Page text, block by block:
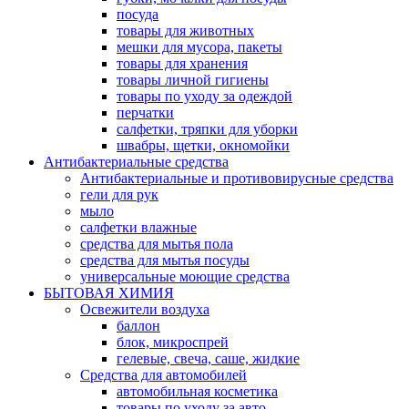
посуда
товары для животных
мешки для мусора, пакеты
товары для хранения
товары личной гигиены
товары по уходу за одеждой
перчатки
салфетки, тряпки для уборки
швабры, щетки, окномойки
Антибактериальные средства
Антибактериальные и противовирусные средства
гели для рук
мыло
салфетки влажные
средства для мытья пола
средства для мытья посуды
универсальные моющие средства
БЫТОВАЯ ХИМИЯ
Освежители воздуха
баллон
блок, микроспрей
гелевые, свеча, саше, жидкие
Средства для автомобилей
автомобильная косметика